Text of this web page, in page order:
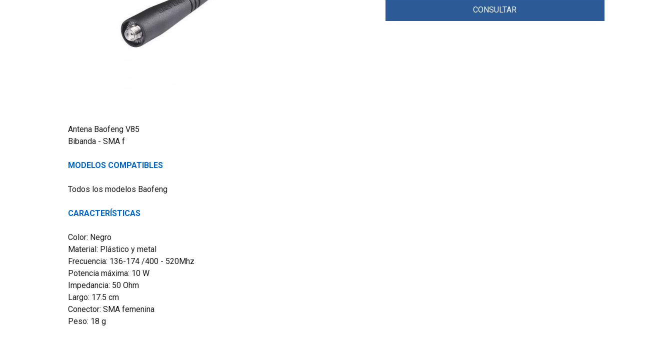
Antena Baofeng V85
Bibanda - SMA f
MODELOS COMPATIBLES
Todos los modelos Baofeng
CARACTERÍSTICAS
Color: Negro
Material: Plástico y metal
Frecuencia: 136-174 /400 - 520Mhz
Potencia máxima: 10 W
Impedancia: 50 Ohm
Largo: 17.5 cm
Conector: SMA femenina
Peso: 18 g
CONSULTAR